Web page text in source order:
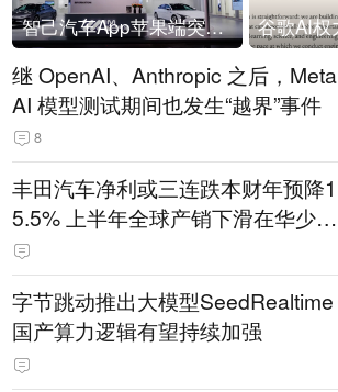
智己汽车App苹果端突然“下架”
继 OpenAI、Anthropic 之后，Meta
AI 模型测试期间也发生“越界”事件
8
丰田汽车净利或三连跌本财年预降1
5.5% 上半年全球产销下滑在华少卖
14.3万辆
字节跳动推出大模型SeedRealtime
国产算力逻辑有望持续加强